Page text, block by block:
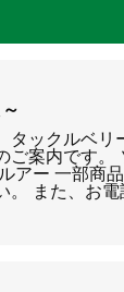
タックルベ
ご案内です。
アー 一部商
。 また、お